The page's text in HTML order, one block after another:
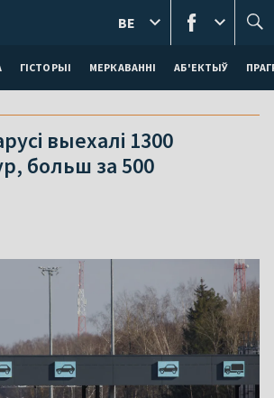
ГІСТОРЫІ МЕРКАВАННI АБ'ЕКТЫЎ
BE
выехалі 1300
больш за 500